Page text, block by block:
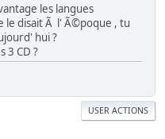
les langues
le disait Ã l' Ã©poque , tu
hui ?
3 CD ?
USER ACTIONS